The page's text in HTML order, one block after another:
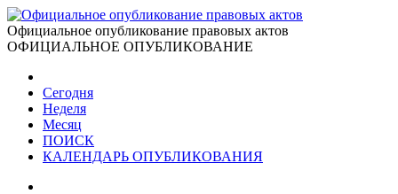
Официальное опубликование правовых актов
ОФИЦИАЛЬНОЕ ОПУБЛИКОВАНИЕ
Сегодня
Неделя
Месяц
ПОИСК
КАЛЕНДАРЬ ОПУБЛИКОВАНИЯ